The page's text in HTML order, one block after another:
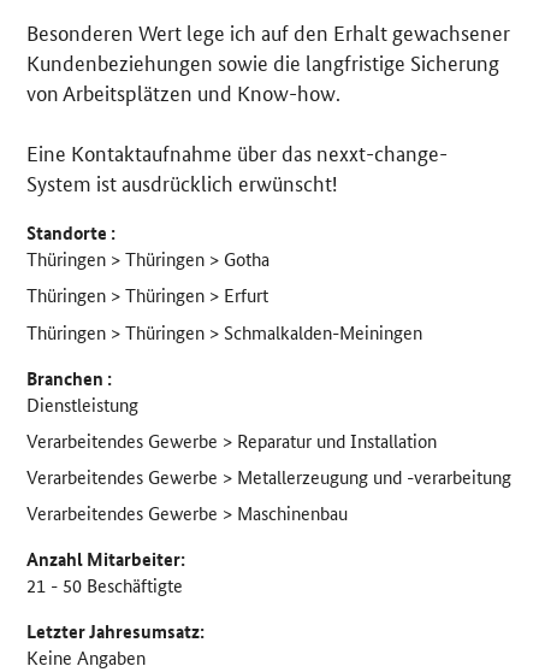
Besonderen Wert lege ich auf den Erhalt gewachsener
Kundenbeziehungen sowie die langfristige Sicherung
von Arbeitsplätzen und Know-how.
Eine Kontaktaufnahme über das nexxt-change-
System ist ausdrücklich erwünscht!
Standorte :
Thüringen > Thüringen > Gotha
Thüringen > Thüringen > Erfurt
Thüringen > Thüringen > Schmalkalden-Meiningen
Branchen :
Dienstleistung
Verarbeitendes Gewerbe > Reparatur und Installation
Verarbeitendes Gewerbe > Metallerzeugung und -verarbeitung
Verarbeitendes Gewerbe > Maschinenbau
Anzahl Mitarbeiter:
21 - 50 Beschäftigte
Letzter Jahresumsatz:
Keine Angaben